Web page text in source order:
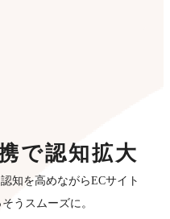
で認知拡大
知を高めながらECサイト
うスムーズに。